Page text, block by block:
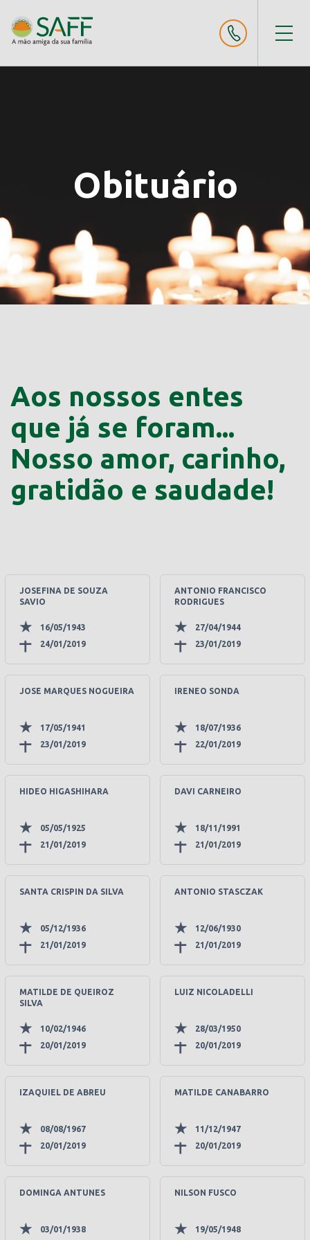
Obituário
Aos nossos entes
que já se foram...
Nosso amor, carinho,
gratidão e saudade!
JOSEFINA DE SOUZA
SAVIO
16/05/1943
24/01/2019
ANTONIO FRANCISCO
RODRIGUES
27/04/1944
23/01/2019
JOSE MARQUES NOGUEIRA
17/05/1941
23/01/2019
IRENEO SONDA
18/07/1936
22/01/2019
HIDEO HIGASHIHARA
05/05/1925
21/01/2019
DAVI CARNEIRO
18/11/1991
21/01/2019
SANTA CRISPIN DA SILVA
05/12/1936
21/01/2019
ANTONIO STASCZAK
12/06/1930
21/01/2019
MATILDE DE QUEIROZ
SILVA
10/02/1946
20/01/2019
LUIZ NICOLADELLI
28/03/1950
20/01/2019
IZAQUIEL DE ABREU
08/08/1967
20/01/2019
MATILDE CANABARRO
11/12/1947
20/01/2019
DOMINGA ANTUNES
03/01/1938
NILSON FUSCO
19/05/1948